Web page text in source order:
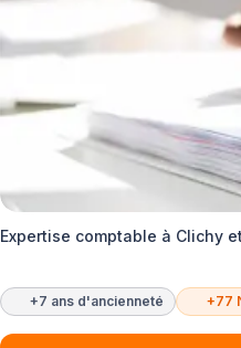
Expertise comptable à Clichy
+7 ans d'ancienneté +77